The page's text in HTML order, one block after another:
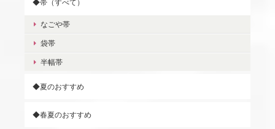
◆帯（すべて）
なごや帯
袋帯
半幅帯
◆夏のおすすめ
◆春夏のおすすめ